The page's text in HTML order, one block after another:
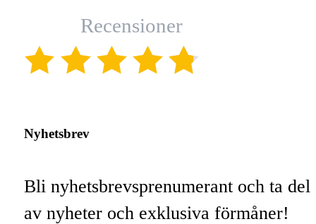
Recensioner
Nyhetsbrev
Bli nyhetsbrevsprenumerant och ta del
av nyheter och exklusiva förmåner!